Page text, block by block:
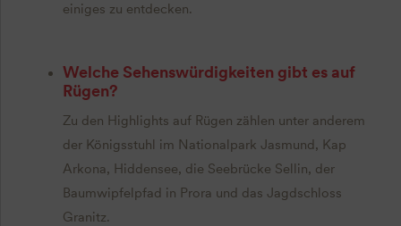
einiges zu entdecken.
Welche Sehenswürdigkeiten gibt es auf
Rügen?
Zu den Highlights auf Rügen zählen unter anderem
der Königsstuhl im Nationalpark Jasmund, Kap
Arkona, Hiddensee, die Seebrücke Sellin, der
Baumwipfelpfad in Prora und das Jagdschloss
Granitz.